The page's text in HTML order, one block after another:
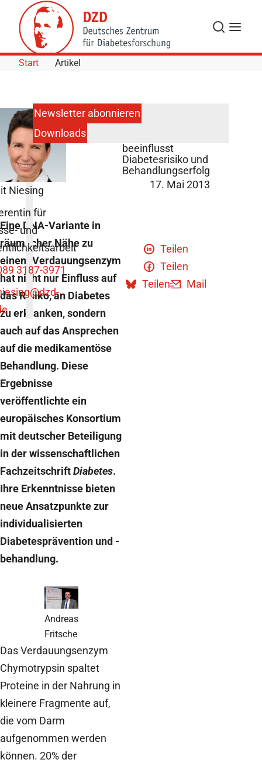
Skip to Content
Suche
Start Artikel
beeinflusst
Diabetesrisiko und
Behandlungserfolg
17. Mai 2013
Eine DNA-Variante in
räumlicher Nähe zu
einem Verdauungsenzym
hat nicht nur Einfluss auf
das Risiko, an Diabetes
zu erkranken, sondern
auch auf das Ansprechen
auf die medikamentöse
Behandlung. Diese
Ergebnisse
veröffentlichte ein
europäisches Konsortium
mit deutscher Beteiligung
in der wissenschaftlichen
FachzeitschriftDiabetes.
Ihre Erkenntnisse bieten
neue Ansatzpunkte zur
individualisierten
Diabetesprävention und -
behandlung.
Andreas
Fritsche
Das Verdauungsenzym
Chymotrypsin spaltet
Proteine in der Nahrung in
kleinere Fragmente auf,
die vom Darm
aufgenommen werden
können. 20% der
Teilen
Teilen
Teilen
Mail
Niesing
für
und
3187-3971
@dzd-
Newsletter abonnieren
Downloads